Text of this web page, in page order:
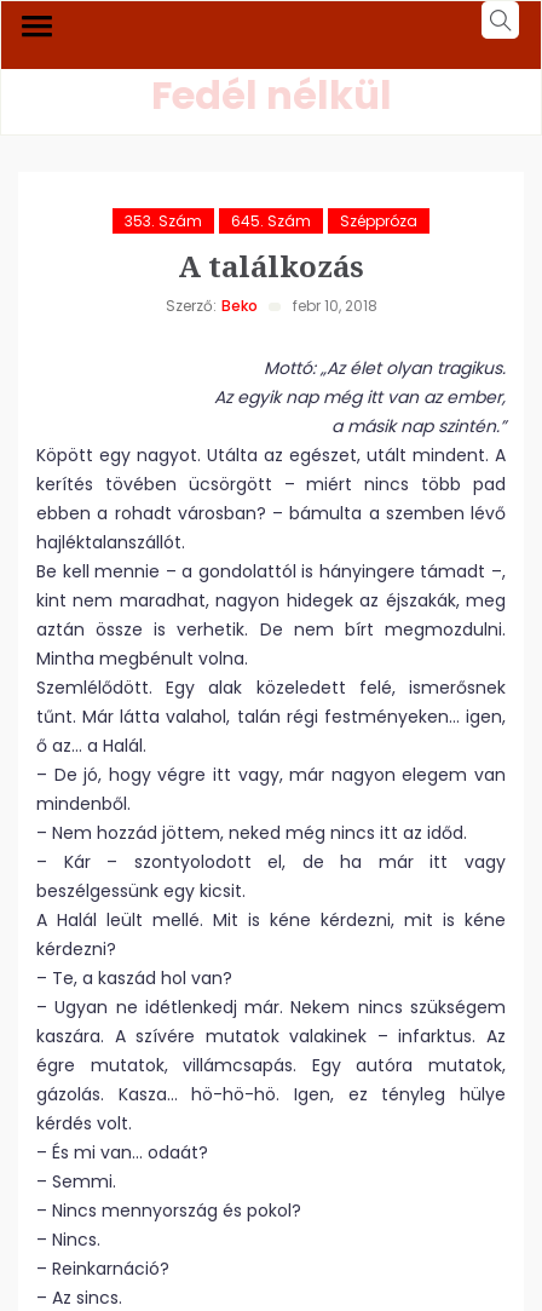
Fedél nélkül
353. Szám 645. Szám Széppróza
A találkozás
Szerző: Beko febr 10, 2018
Mottó: „Az élet olyan tragikus.
Az egyik nap még itt van az ember,
a másik nap szintén.”
Köpött egy nagyot. Utálta az egészet, utált mindent. A
kerítés tövében ücsörgött – miért nincs több pad
ebben a rohadt városban? – bámulta a szemben lévő
hajléktalanszállót.
Be kell mennie – a gondolattól is hányingere támadt –,
kint nem maradhat, nagyon hidegek az éjszakák, meg
aztán össze is verhetik. De nem bírt megmozdulni.
Mintha megbénult volna.
Szemlélődött. Egy alak közeledett felé, ismerősnek
tűnt. Már látta valahol, talán régi festményeken… igen,
ő az… a Halál.
– De jó, hogy végre itt vagy, már nagyon elegem van
mindenből.
– Nem hozzád jöttem, neked még nincs itt az időd.
– Kár – szontyolodott el, de ha már itt vagy
beszélgessünk egy kicsit.
A Halál leült mellé. Mit is kéne kérdezni, mit is kéne
kérdezni?
– Te, a kaszád hol van?
– Ugyan ne idétlenkedj már. Nekem nincs szükségem
kaszára. A szívére mutatok valakinek – infarktus. Az
égre mutatok, villámcsapás. Egy autóra mutatok,
gázolás. Kasza… hö-hö-hö. Igen, ez tényleg hülye
kérdés volt.
– És mi van… odaát?
– Semmi.
– Nincs mennyország és pokol?
– Nincs.
– Reinkarnáció?
– Az sincs.